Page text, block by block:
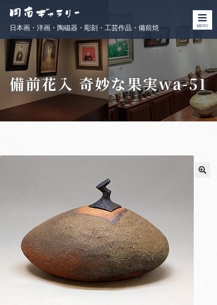
日本画・洋画・陶磁器・彫刻・工芸作品・備前焼 MENU
備前花入 奇妙な果実wa-51